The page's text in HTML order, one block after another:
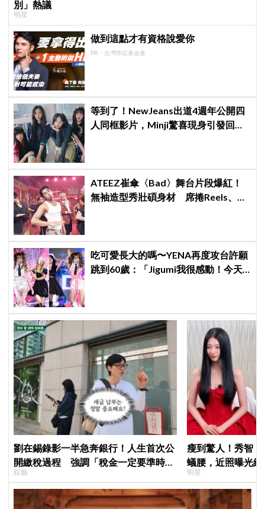
別」熱議
明星
做到這點才有資格說愛你
PR・台灣癌症基金會
等到了！NewJeans出道4週年公開四
人同框影片，Minji驚喜現身引發回歸
ATEEZ崔傘〈Bad〉舞台片段爆紅！
無袖造型秀壯碩身材 席捲Reels、
吃可愛長大的嗎〜YENA再度攻台許願
跳到60歲：「Jigumi我很感動！今天
劉在錫錄影一半急奔銀行！人生首次公
開繳稅過程 強調「稅金一定要準時
繳」
綜藝
瘦到驚人！秀智
蟻腰，近照曝光
明星